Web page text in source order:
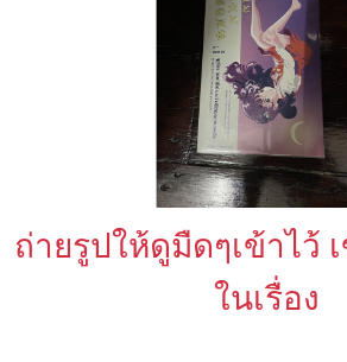
ถ่ายรูปให้ดูมืดๆเข้าไว้
ในเรื่อง